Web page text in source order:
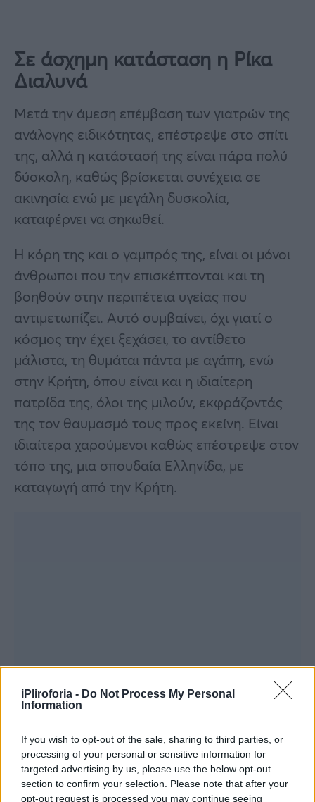
iPliroforia - Do Not Process My Personal
Information
If you wish to opt-out of the sale, sharing to third parties, or
processing of your personal or sensitive information for
targeted advertising by us, please use the below opt-out
section to confirm your selection. Please note that after your
opt-out request is processed you may continue seeing
Σε άσχημη κατάσταση η Ρίκα
Διαλυνά
Μετά την άμεση επέμβαση των γιατρών της
ανάλογης ειδικότητας, επέστρεψε στο σπίτι
της, αλλά η κατάστασή της είναι πάρα πολύ
δύσκολη, καθώς βρίσκεται συνέχεια σε
ακινησία ενώ με μεγάλη δυσκολία,
καταφέρνει να σηκωθεί.
Η κόρη της και ο γαμπρός της, είναι οι μόνοι
άνθρωποι που την επισκέπτονται και τη
βοηθούν στην περιπέτεια υγείας που
αντιμετωπίζει. Αυτό συμβαίνει, όχι γιατί ο
κόσμος την έχει ξεχάσει, το αντίθετο
μάλιστα, τη θυμάται πάντα με αγάπη, ενώ
στην Κρήτη, όπου είναι και η ιδιαίτερη
πατρίδα της, όλοι της μιλούν, εκφράζοντάς
της τον θαυμασμό τους προς εκείνη. Είναι
ιδιαίτερα χαρούμενοι καθώς επέστρεψε στον
τόπο της, μια σπουδαία Ελληνίδα, με
καταγωγή από την Κρήτη.